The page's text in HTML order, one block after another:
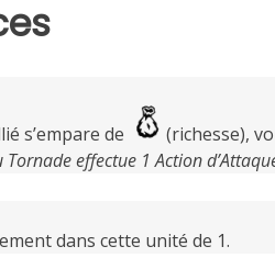
s’empare de
(richesse),
effectue 1 Action
dans cette unité de 1.